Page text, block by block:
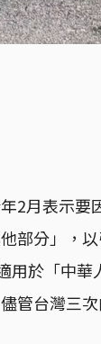
2月表示要
部分」，
用於「中華
管台灣三